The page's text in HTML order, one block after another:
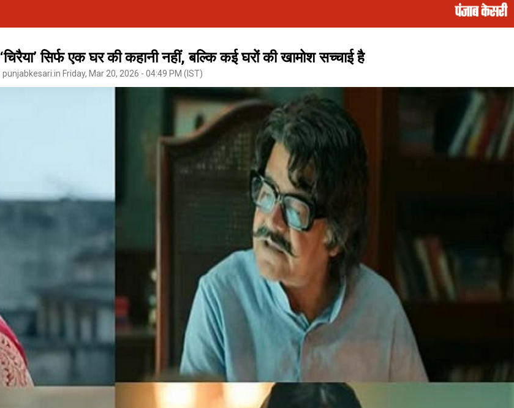
‘चिरैया’ सिर्फ एक घर की कहानी नहीं, बल्कि कई घरों की खामोश सच्चाई है
punjabkesari.in Friday, Mar 20, 2026 - 04:49 PM (IST)